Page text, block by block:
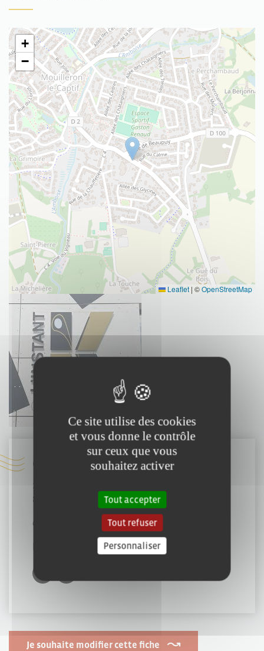
+
−
Leaflet | ©OpenStreetMap
Coordonnées :
85000 Mouilleron-le-Captif
02 51 38 01 91
katiameriau123@gmail.com
Je souhaite modifier cette fiche
Ce site utilise des cookies
et vous donne le contrôle
sur ceux que vous
souhaitez activer
Tout accepter
Tout refuser
Personnaliser